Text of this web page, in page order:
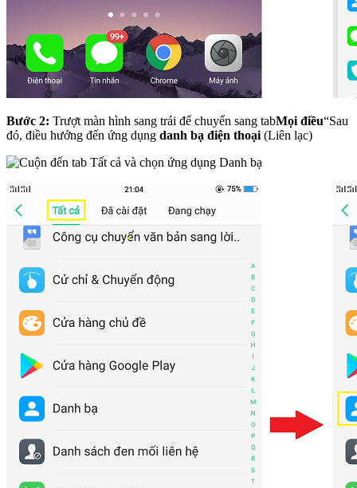
Bước 2: Trượt màn hình sang trái để chuyển sang tabMọi điều“Sau
đó, điều hướng đến ứng dụng danh bạ điện thoại (Liên lạc)